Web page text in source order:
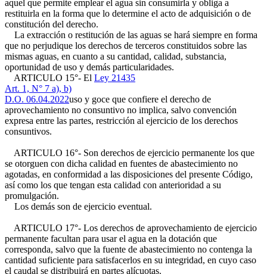
aquel que permite emplear el agua sin consumirla y obliga a
restituirla en la forma que lo determine el acto de adquisición o de
constitución del derecho.
La extracción o restitución de las aguas se hará siempre en forma
que no perjudique los derechos de terceros constituidos sobre las
mismas aguas, en cuanto a su cantidad, calidad, substancia,
oportunidad de uso y demás particularidades.
ARTICULO 15°- El Ley 21435
Art. 1, N° 7 a), b)
D.O. 06.04.2022uso y goce que confiere el derecho de
aprovechamiento no consuntivo no implica, salvo convención
expresa entre las partes, restricción al ejercicio de los derechos
consuntivos.
ARTICULO 16°- Son derechos de ejercicio permanente los que
se otorguen con dicha calidad en fuentes de abastecimiento no
agotadas, en conformidad a las disposiciones del presente Código,
así como los que tengan esta calidad con anterioridad a su
promulgación.
Los demás son de ejercicio eventual.
ARTICULO 17°- Los derechos de aprovechamiento de ejercicio
permanente facultan para usar el agua en la dotación que
corresponda, salvo que la fuente de abastecimiento no contenga la
cantidad suficiente para satisfacerlos en su integridad, en cuyo caso
el caudal se distribuirá en partes alícuotas.